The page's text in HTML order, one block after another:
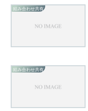
組み合わせ共有
組み合わせ共有